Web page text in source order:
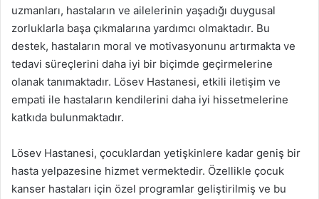
uzmanları, hastaların ve ailelerinin yaşadığı duygusal
zorluklarla başa çıkmalarına yardımcı olmaktadır. Bu
destek, hastaların moral ve motivasyonunu artırmakta ve
tedavi süreçlerini daha iyi bir biçimde geçirmelerine
olanak tanımaktadır. Lösev Hastanesi, etkili iletişim ve
empati ile hastaların kendilerini daha iyi hissetmelerine
katkıda bulunmaktadır.
Lösev Hastanesi, çocuklardan yetişkinlere kadar geniş bir
hasta yelpazesine hizmet vermektedir. Özellikle çocuk
kanser hastaları için özel programlar geliştirilmiş ve bu